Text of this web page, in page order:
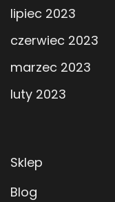
lipiec 2023
czerwiec 2023
marzec 2023
luty 2023
Sklep
Blog